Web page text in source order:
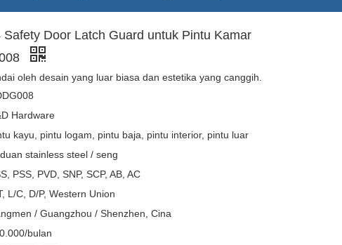
Door Latch Guard untuk Pintu Kamar
oleh desain yang luar biasa dan estetika yang canggih.
Hardware
kayu, pintu logam, pintu baja, pintu interior, pintu luar
stainless steel / seng
PSS, PVD, SNP, SCP, AB, AC
L/C, D/P, Western Union
/ Guangzhou / Shenzhen, Cina
bulan